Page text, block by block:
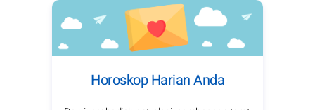
Horoskop Harian Anda